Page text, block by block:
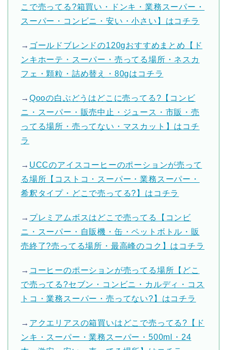
こで売ってる?箱買い・ドンキ・業務スーパー・
スーパー・コンビニ・安い・小さい】はコチラ
→ ゴールドブレンドの120gおすすめまとめ【ド
ンキホーテ・スーパー・売ってる場所・ネスカ
フェ・顆粒・詰め替え・80gはコチラ
→ Qooの白ぶどうはどこに売ってる?【コンビ
ニ・スーパー・販売中止・ジュース・市販・売
ってる場所・売ってない・マスカット】はコチ
ラ
→ UCCのアイスコーヒーのポーションが売って
る場所【コストコ・スーパー・業務スーパー・
希釈タイプ・どこで売ってる?】はコチラ
→ プレミアムボスはどこで売ってる【コンビ
ニ・スーパー・自販機・缶・ペットボトル・販
売終了?売ってる場所・最高峰のコク】はコチラ
→ コーヒーのポーションが売ってる場所【どこ
で売ってる?セブン・コンビニ・カルディ・コス
トコ・業務スーパー・売ってない?】はコチラ
→ アクエリアスの箱買いはどこで売ってる?【ド
ンキ・スーパー・業務スーパー・500ml・24